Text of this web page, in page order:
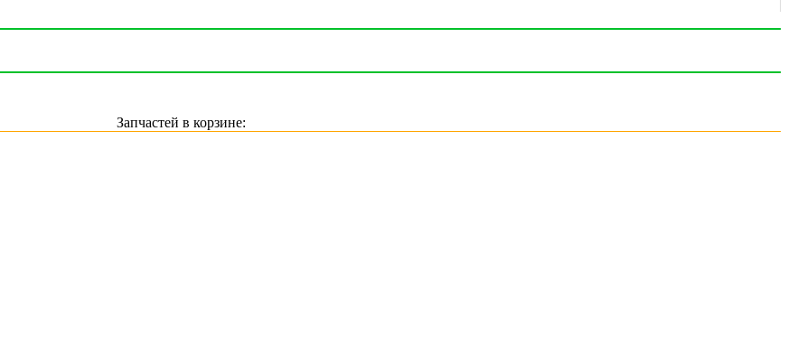
Запчастей в корзине: